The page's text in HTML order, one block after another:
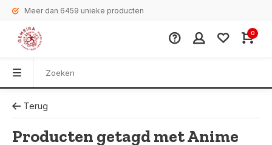
Meer dan 6459 unieke producten
0
Terug
Producten getagd met Anime